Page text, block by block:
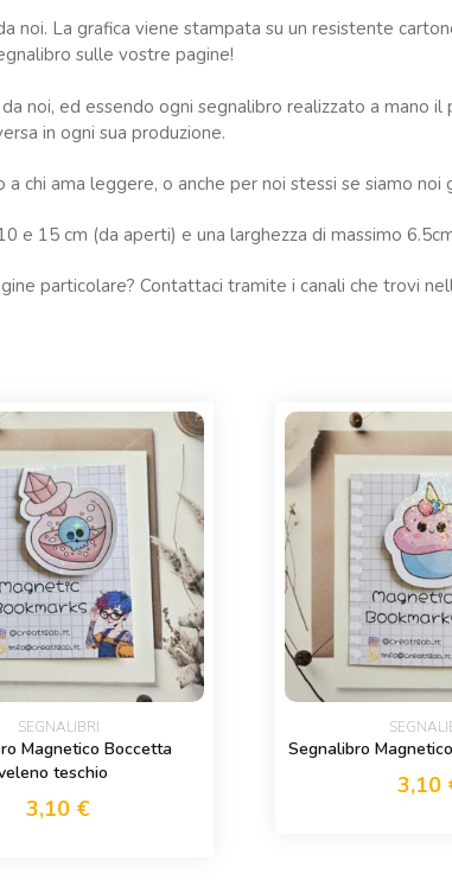
noi. La grafica viene stampata su un resistente
sulle vostre pagine!
noi, ed essendo ogni segnalibro realizzato a mano
in ogni sua produzione.
chi ama leggere, o anche per noi stessi se siamo
e 15 cm (da aperti) e una larghezza di massimo
particolare? Contattaci tramite i canali che trovi
SEGNALIBRI
Magnetico Boccetta
teschio
3,10 €
Segnalibro
3,10